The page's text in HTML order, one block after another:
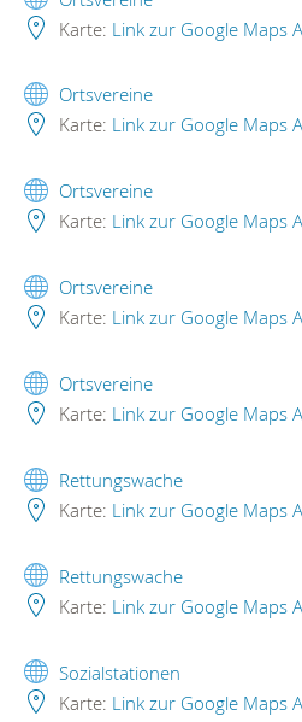
Karte: Link zur Google Maps
Ortsvereine
Karte: Link zur Google Maps
Ortsvereine
Karte: Link zur Google Maps
Ortsvereine
Karte: Link zur Google Maps
Ortsvereine
Karte: Link zur Google Maps
Rettungswache
Karte: Link zur Google Maps
Rettungswache
Karte: Link zur Google Maps
Sozialstationen
Karte: Link zur Google Maps